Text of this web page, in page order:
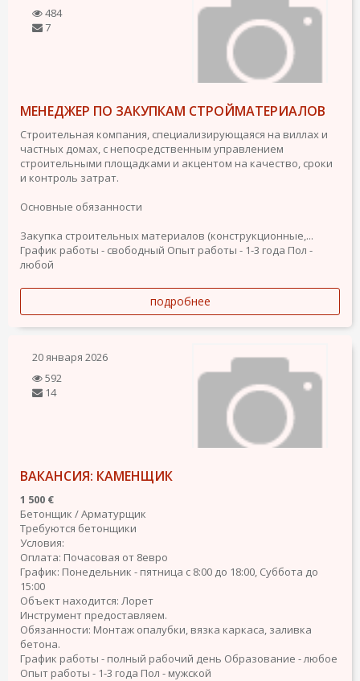
484
7
МЕНЕДЖЕР ПО ЗАКУПКАМ СТРОЙМАТЕРИАЛОВ
Строительная компания, специализирующаяся на виллах и
частных домах, с непосредственным управлением
строительными площадками и акцентом на качество, сроки
и контроль затрат.
Основные обязанности
Закупка строительных материалов (конструкционные,...
График работы - свободный Опыт работы - 1-3 года Пол -
любой
подробнее
20 января 2026
592
14
ВАКАНСИЯ: КАМЕНЩИК
1 500 €
Бетонщик / Арматурщик
Требуются бетонщики
Условия:
Оплата: Почасовая от 8евро
График: Понедельник - пятница с 8:00 до 18:00, Суббота до
15:00
Объект находится: Лорет
Инструмент предоставляем.
Обязанности: Монтаж опалубки, вязка каркаса, заливка
бетона.
График работы - полный рабочий день Образование - любое
Опыт работы - 1-3 года Пол - мужской